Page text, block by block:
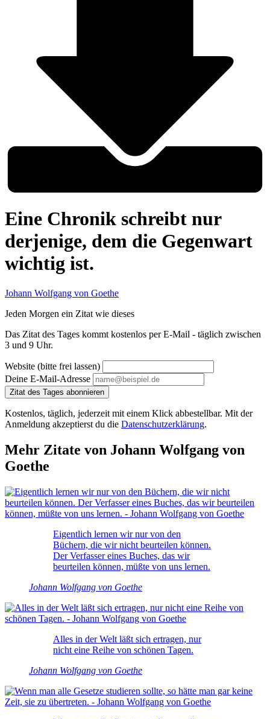
Eine Chronik schreibt nur
derjenige, dem die Gegenwart
wichtig ist.
Johann Wolfgang von Goethe
Jeden Morgen ein Zitat wie dieses
Das Zitat des Tages kommt kostenlos per E-Mail - täglich zwischen
3 und 9 Uhr.
Website (bitte frei lassen)
Deine E-Mail-Adresse
Zitat des Tages abonnieren
Kostenlos, täglich, jederzeit mit einem Klick abbestellbar. Mit der
Anmeldung akzeptierst du die Datenschutzerklärung.
Mehr Zitate von Johann Wolfgang von
Goethe
Eigentlich lernen wir nur von den
Büchern, die wir nicht beurteilen können.
Der Verfasser eines Buches, das wir
beurteilen können, müßte von uns lernen.
Johann Wolfgang von Goethe
Alles in der Welt läßt sich ertragen, nur
nicht eine Reihe von schönen Tagen.
Johann Wolfgang von Goethe